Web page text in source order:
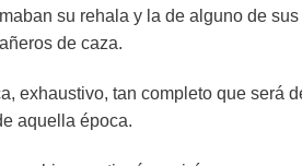
su rehala y la de alguno de
de caza.
exhaustivo, tan completo que será
aquella época.